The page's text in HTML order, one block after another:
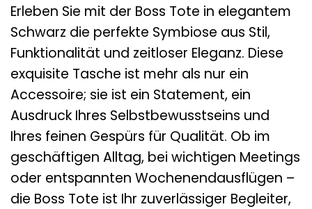
Erleben Sie mit der Boss Tote in elegantem
Schwarz die perfekte Symbiose aus Stil,
Funktionalität und zeitloser Eleganz. Diese
exquisite Tasche ist mehr als nur ein
Accessoire; sie ist ein Statement, ein
Ausdruck Ihres Selbstbewusstseins und
Ihres feinen Gespürs für Qualität. Ob im
geschäftigen Alltag, bei wichtigen Meetings
oder entspannten Wochenendausflügen –
die Boss Tote ist Ihr zuverlässiger Begleiter,